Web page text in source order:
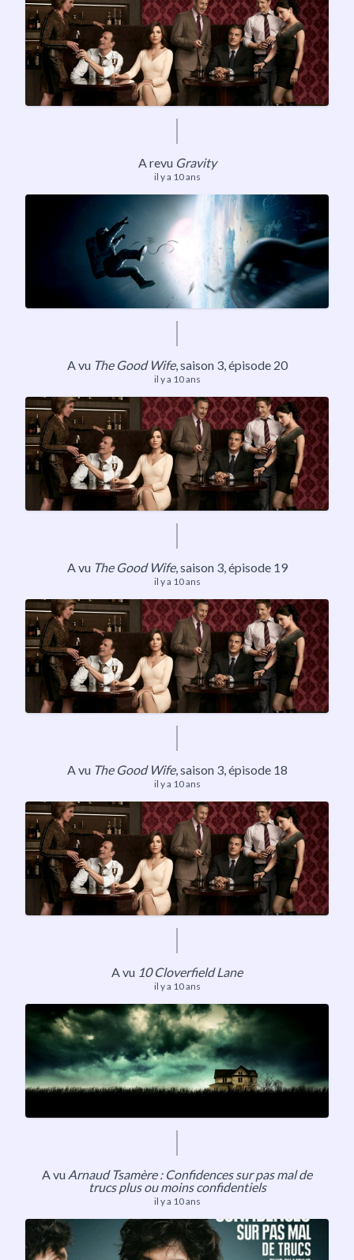
A revu Gravity
il y a 10 ans
A vu The Good Wife,saison 3, épisode 20
il y a 10 ans
A vu The Good Wife,saison 3, épisode 19
il y a 10 ans
A vu The Good Wife,saison 3, épisode 18
il y a 10 ans
A vu 10 Cloverfield Lane
il y a 10 ans
A vu Arnaud Tsamère : Confidences sur pas mal de
trucs plus ou moins confidentiels
il y a 10 ans